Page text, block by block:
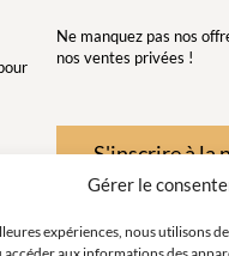
Gérer le
expériences, nous utilisons
Ne manquez pas nos
nos ventes privées !
S'inscrire à la